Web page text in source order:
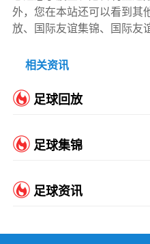
外，您在本站还可以看到其
放、国际友谊集锦、国际友
相关资讯
足球回放
足球集锦
足球资讯